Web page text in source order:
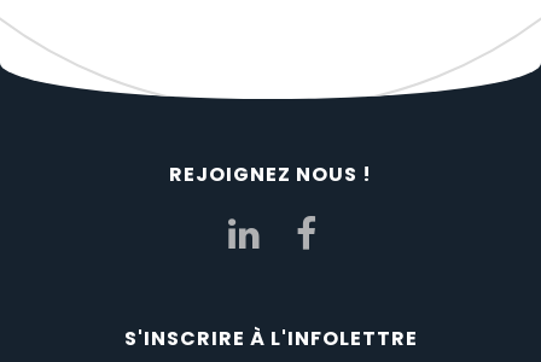
REJOIGNEZ NOUS !
S'INSCRIRE À L'INFOLETTRE